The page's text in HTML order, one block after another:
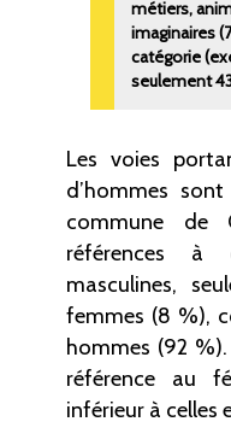
métiers,
imaginaires (7
catégorie
seulement
Les voies
d’hommes
commune de
références à
masculines,
femmes (8 %),
hommes (92
référence au
inférieur à celles